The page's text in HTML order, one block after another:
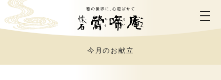
ホーム
今月のお献立